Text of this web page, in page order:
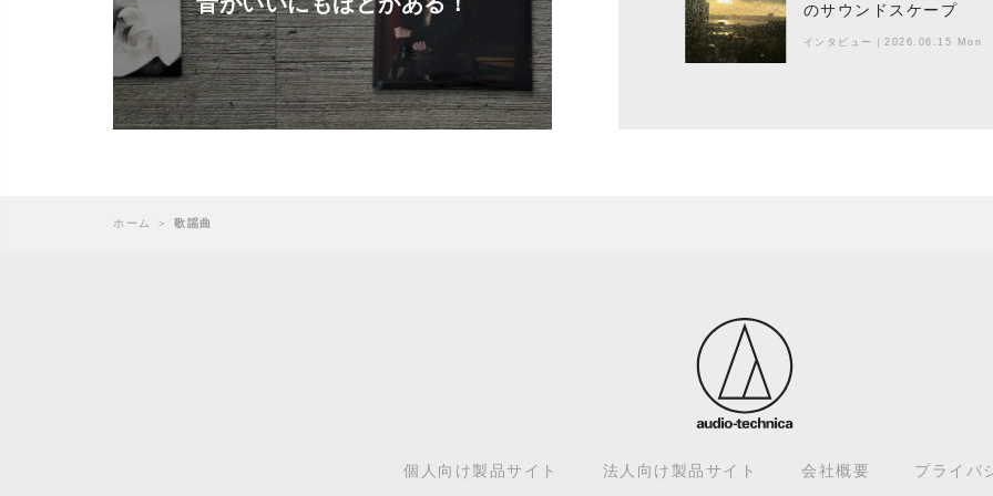
のサウンドスケープ
インタビュー 2026.06.15 Mon
ホーム ＞ 歌謡曲
個人向け製品サイト 法人向け製品サイト 会社概要 プライバ